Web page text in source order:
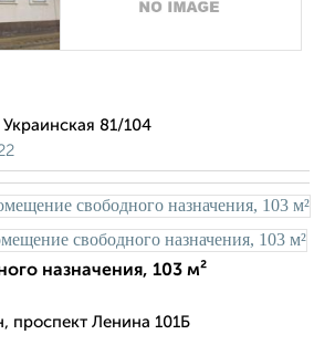
81/104
назначения, 103 м²
проспект Ленина 101Б